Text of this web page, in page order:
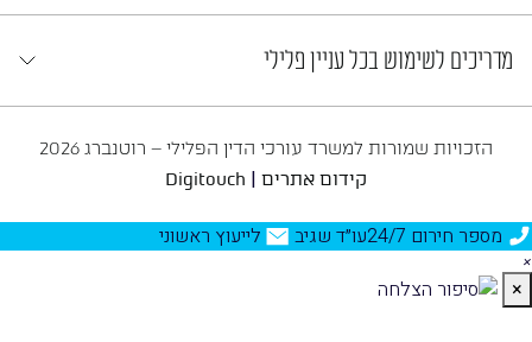
מדריכים לשימוש בכל עניין פלילי
הזכויות שמורות למשרד עורכי הדין הפלילי – רוטנברג 2026
קידום אתרים |
Digitouch
מספר חירום 24/7 עו״ד שגיב לייעוץ ראשוני
×
×